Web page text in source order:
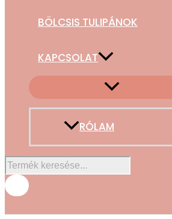
BÖLCSIS TULIPÁNOK
KAPCSOLAT
RÓLAM